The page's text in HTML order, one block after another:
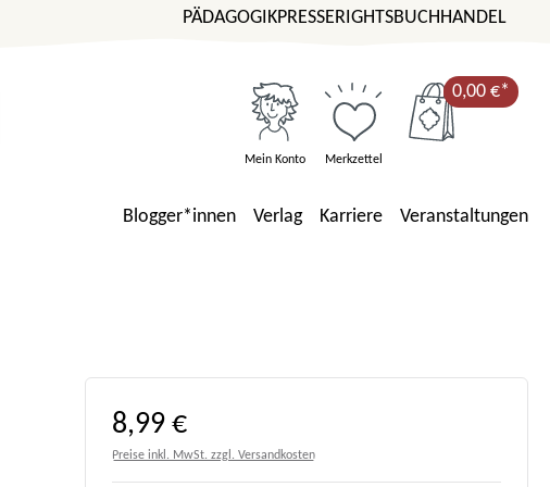
PÄDAGOGIKPRESSERIGHTSBUCHHANDEL
Mein Konto Merkzettel
0,00 €*
Blogger*innen Verlag Karriere Veranstaltungen
Regulärer Preis:
8,99 €
Preise inkl. MwSt. zzgl. Versandkosten